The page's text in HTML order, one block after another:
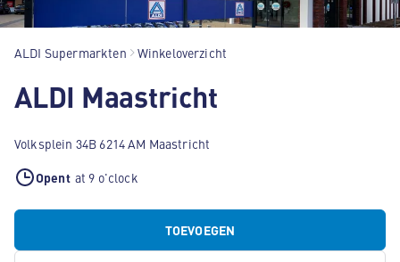
ALDI Supermarkten Winkeloverzicht
ALDI Maastricht
Volksplein 34B 6214 AM Maastricht
Opent at 9 o'clock
TOEVOEGEN